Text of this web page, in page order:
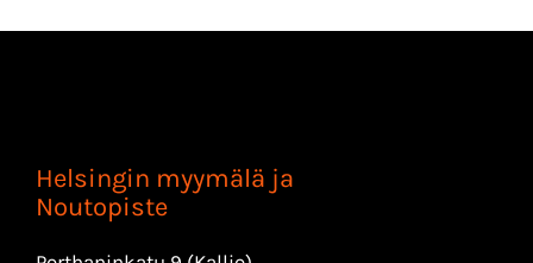
Helsingin myymälä ja
Noutopiste